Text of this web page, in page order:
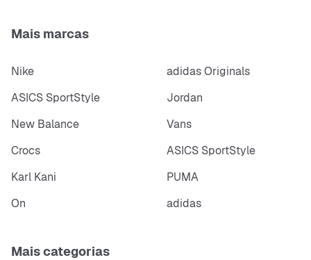
Mais marcas
Nike
adidas Originals
ASICS SportStyle
Jordan
New Balance
Vans
Crocs
ASICS SportStyle
Karl Kani
PUMA
On
adidas
Mais categorias